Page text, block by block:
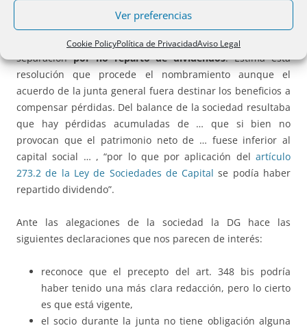
Ver preferencias
Cookie PolicyPolítica de PrivacidadAviso Legal
Resolución de 3 de octubre de 2018
nombramiento de experto por el ejercicio del derecho de
separaciónpor no reparto de dividendos. Estima esta
resolución que procede el nombramiento aunque el
acuerdo de la junta general fuera destinar los beneficios a
compensar pérdidas. Del balance de la sociedad resultaba
que hay pérdidas acumuladas de … que si bien no
provocan que el patrimonio neto de … fuese inferior al
capital social … , “por lo que por aplicación del artículo
273.2 de la Ley de Sociedades de Capital se podía haber
repartido dividendo”.
Ante las alegaciones de la sociedad la DG hace las
siguientes declaraciones que nos parecen de interés:
reconoce que el precepto del art. 348 bis podría
haber tenido una más clara redacción, pero lo cierto
es que está vigente,
el socio durante la junta no tiene obligación alguna